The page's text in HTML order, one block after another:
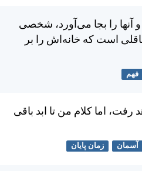
آنها را بجا می‌آورد، شخصی
است كه خانه‌اش را بر
فهم
رفت، اما كلام من تا ابد باقی
آسمان زمان پایان